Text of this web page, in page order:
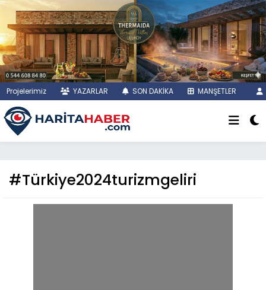
Projelerimiz YAZARLAR SON DAKİKA MANŞETLER
#Türkiye2024turizmgeliri